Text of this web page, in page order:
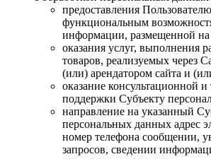
предоставления
функциональным
информации, размещенной на
оказания услуг, выполнения
товаров, реализуемых через
(или) арендатором сайта и
оказание консультационной и
поддержки Субъекту
направление на указанный
персональных данных адрес
номер телефона сообщении,
запросов, сведении